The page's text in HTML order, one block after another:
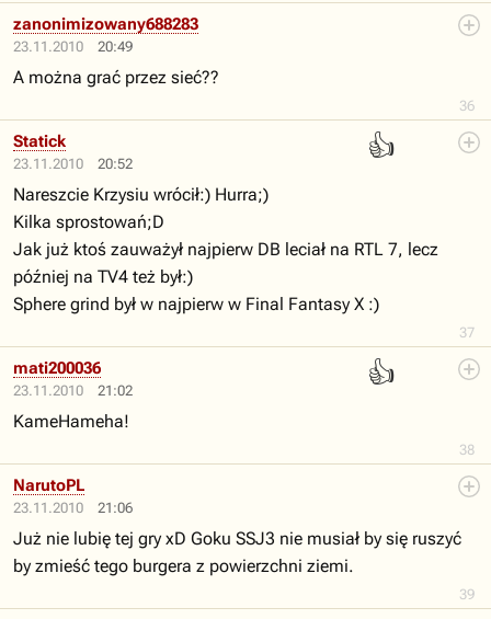
23.11.2010 20:49
36
zanonimizowany688283
A można grać przez sieć??
23.11.2010 20:52
👍
37
Statick
Nareszcie Krzysiu wrócił:) Hurra;)
Kilka sprostowań;D
Jak już ktoś zauważył najpierw DB leciał na RTL 7, lecz
później na TV4 też był:)
Sphere grind był w najpierw w Final Fantasy X :)
23.11.2010 21:02
👍
38
mati200036
KameHameha!
23.11.2010 21:06
39
NarutoPL
Już nie lubię tej gry xD Goku SSJ3 nie musiał by się ruszyć
by zmieść tego burgera z powierzchni ziemi.